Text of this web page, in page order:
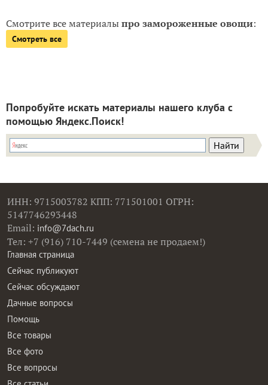
Смотрите все материалыпро замороженные овощи:
Смотреть все
Попробуйте искать материалы нашего клуба с
помощью Яндекс.Поиск!
ИНН: 9715003782 КПП: 771501001 ОГРН:
5147746293448
Email: info@7dach.ru
Тел: +7 (916) 710-7449 (семена не продаем!)
Главная страница
Сейчас публикуют
Сейчас обсуждают
Дачные вопросы
Помощь
Все товары
Все фото
Все вопросы